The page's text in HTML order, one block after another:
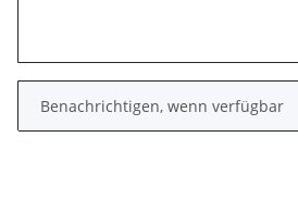
Benachrichtigen, wenn verfügbar